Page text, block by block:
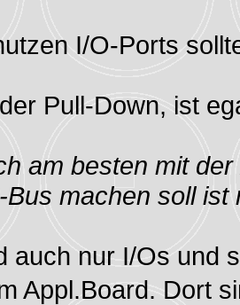
I/O-Ports
Pull-Down, ist
am besten mit
machen soll ist
auch nur I/Os und
Appl.Board. Dort